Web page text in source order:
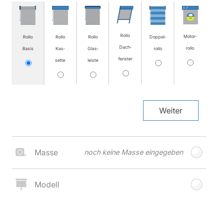
Rollo
Basis
Rollo
Kas­
sette
Rollo
Glas­
leiste
Rollo
Dach­
fenster
Doppel­
rollo
Motor­
rollo
Weiter
Masse noch keine Masse eingegeben
Modell